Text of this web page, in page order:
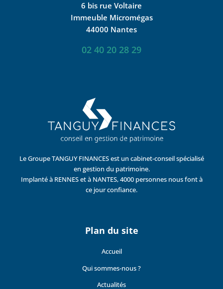
6 bis rue Voltaire
Immeuble Micromégas
44000 Nantes
02 40 20 28 29
Le Groupe TANGUY FINANCES est un cabinet-conseil spécialisé
en gestion du patrimoine.
Implanté à RENNES et à NANTES, 4000 personnes nous font à
ce jour confiance.
Plan du site
Accueil
Qui sommes-nous ?
Actualités